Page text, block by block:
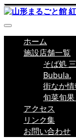
ホーム
施設店舗一覧
そば処
Bubula.
街なか
旬菜旬
アクセス
リンク集
お問い合わせ